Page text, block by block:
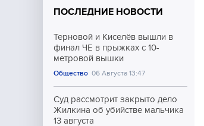
Ближний Восток
Общество
Культура
ПОСЛЕДНИЕ НОВОСТИ
Терновой и Киселёв вышли в
финал ЧЕ в прыжках с 10-
метровой вышки
Общество 06 Августа 13:47
Суд рассмотрит закрыто дело
Жилкина об убийстве мальчика
13 августа